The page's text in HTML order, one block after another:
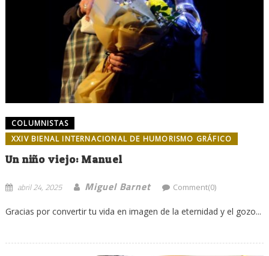
COLUMNISTAS
XXIV BIENAL INTERNACIONAL DE HUMORISMO GRÁFICO
Un niño viejo: Manuel
abril 24, 2025 Miguel Barnet Comment(0)
Gracias por convertir tu vida en imagen de la eternidad y el gozo...